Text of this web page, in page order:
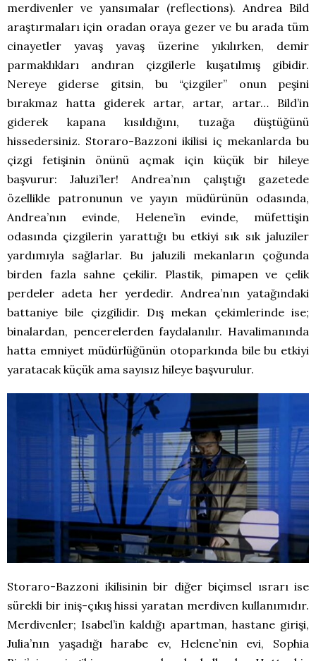
merdivenler ve yansımalar (reflections). Andrea Bild
araştırmaları için oradan oraya gezer ve bu arada tüm
cinayetler yavaş yavaş üzerine yıkılırken, demir
parmaklıkları andıran çizgilerle kuşatılmış gibidir.
Nereye giderse gitsin, bu “çizgiler” onun peşini
bırakmaz hatta giderek artar, artar, artar… Bild’in
giderek kapana kısıldığını, tuzağa düştüğünü
hissedersiniz. Storaro-Bazzoni ikilisi iç mekanlarda bu
çizgi fetişinin önünü açmak için küçük bir hileye
başvurur: Jaluzi’ler! Andrea’nın çalıştığı gazetede
özellikle patronunun ve yayın müdürünün odasında,
Andrea’nın evinde, Helene’in evinde, müfettişin
odasında çizgilerin yarattığı bu etkiyi sık sık jaluziler
yardımıyla sağlarlar. Bu jaluzili mekanların çoğunda
birden fazla sahne çekilir. Plastik, pimapen ve çelik
perdeler adeta her yerdedir. Andrea’nın yatağındaki
battaniye bile çizgilidir. Dış mekan çekimlerinde ise;
binalardan, pencerelerden faydalanılır. Havalimanında
hatta emniyet müdürlüğünün otoparkında bile bu etkiyi
yaratacak küçük ama sayısız hileye başvurulur.
Storaro-Bazzoni ikilisinin bir diğer biçimsel ısrarı ise
sürekli bir iniş-çıkış hissi yaratan merdiven kullanımıdır.
Merdivenler; Isabel’in kaldığı apartman, hastane girişi,
Julia’nın yaşadığı harabe ev, Helene’nin evi, Sophia